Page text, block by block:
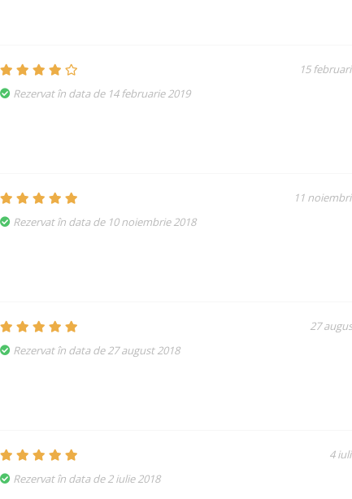
15
Rezervat în data de 14 februarie 2019
11
Rezervat în data de 10 noiembrie 2018
27
Rezervat în data de 27 august 2018
4
Rezervat în data de 2 iulie 2018